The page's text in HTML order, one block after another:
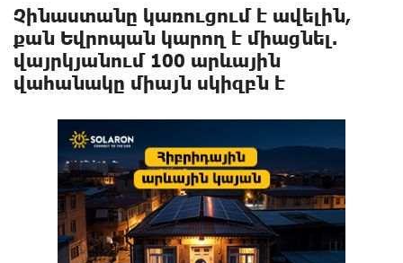
Չինաստանը կառուցում է ավելին,
քան Եվրոպան կարող է միացնել.
վայրկյանում 100 արևային
վահանակը միայն սկիզբն է